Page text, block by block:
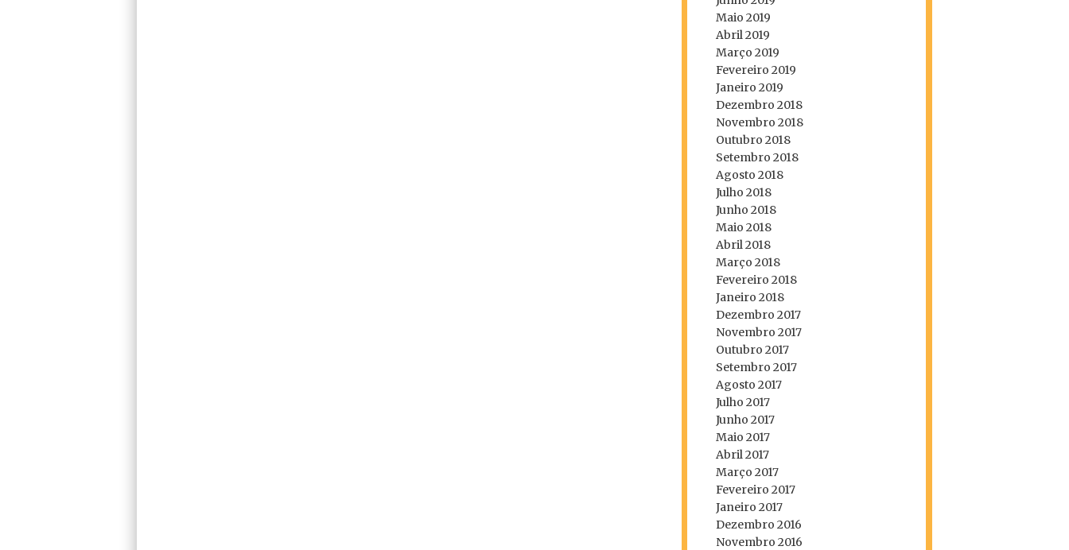
Maio 2019
Abril 2019
Março 2019
Fevereiro 2019
Janeiro 2019
Dezembro 2018
Novembro 2018
Outubro 2018
Setembro 2018
Agosto 2018
Julho 2018
Junho 2018
Maio 2018
Abril 2018
Março 2018
Fevereiro 2018
Janeiro 2018
Dezembro 2017
Novembro 2017
Outubro 2017
Setembro 2017
Agosto 2017
Julho 2017
Junho 2017
Maio 2017
Abril 2017
Março 2017
Fevereiro 2017
Janeiro 2017
Dezembro 2016
Novembro 2016